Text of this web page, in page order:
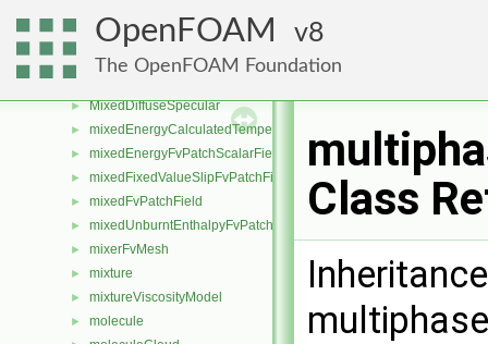
OpenFOAM 8
The OpenFOAM Foundation
► minusOp2
► minusOp3
►
► MixedDiffuseSpecular
► mixedEnergyCalculatedTemperatureFvPatchScalarField
► mixedEnergyFvPatchScalarField
► mixedFixedValueSlipFvPatchField
► mixedFvPatchField
► mixedUnburntEnthalpyFvPatchScalarField
► mixerFvMesh
► mixture
► mixtureViscosityModel
► molecule
Class